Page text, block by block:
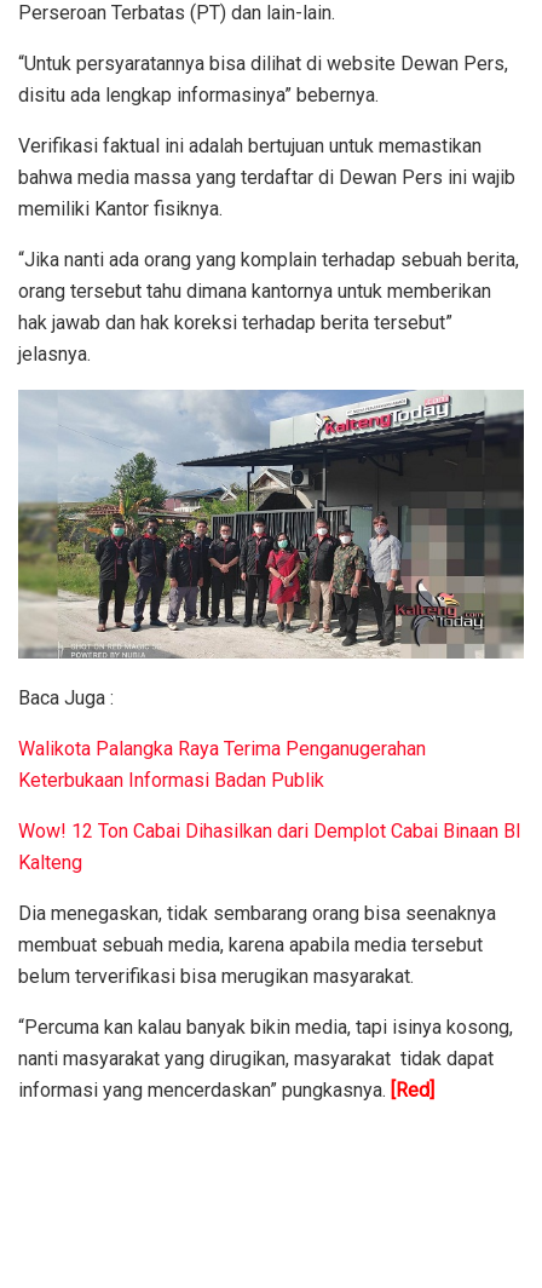
Perseroan Terbatas (PT) dan lain-lain.
“Untuk persyaratannya bisa dilihat di website Dewan Pers,
disitu ada lengkap informasinya” bebernya.
Verifikasi faktual ini adalah bertujuan untuk memastikan
bahwa media massa yang terdaftar di Dewan Pers ini wajib
memiliki Kantor fisiknya.
“Jika nanti ada orang yang komplain terhadap sebuah berita,
orang tersebut tahu dimana kantornya untuk memberikan
hak jawab dan hak koreksi terhadap berita tersebut”
jelasnya.
Baca Juga :
Walikota Palangka Raya Terima Penganugerahan
Keterbukaan Informasi Badan Publik
Wow! 12 Ton Cabai Dihasilkan dari Demplot Cabai Binaan BI
Kalteng
Dia menegaskan, tidak sembarang orang bisa seenaknya
membuat sebuah media, karena apabila media tersebut
belum terverifikasi bisa merugikan masyarakat.
“Percuma kan kalau banyak bikin media, tapi isinya kosong,
nanti masyarakat yang dirugikan, masyarakat tidak dapat
informasi yang mencerdaskan” pungkasnya.
[Red]